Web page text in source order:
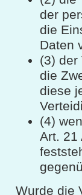
der
die
Daten
(3) der
die
diese
(4)
Art. 21
Wurde die